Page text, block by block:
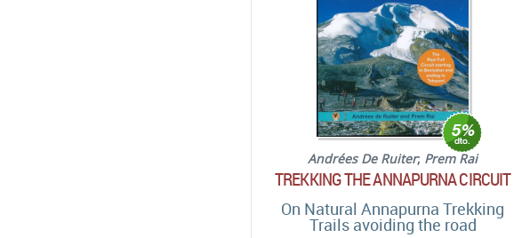
Andrées De Ruiter; Prem Rai
TREKKING THE ANNAPURNA CIRCUIT
On Natural Annapurna Trekking
Trails avoiding the road